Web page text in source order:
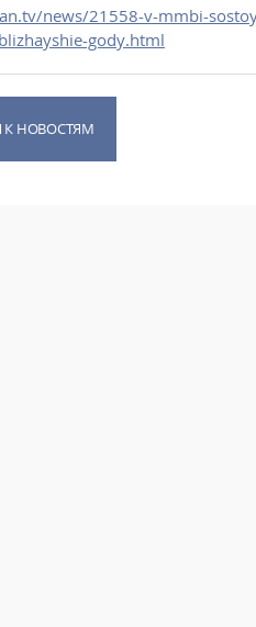
news/21558-v-mmbi-
gody.html
К НОВОСТЯМ